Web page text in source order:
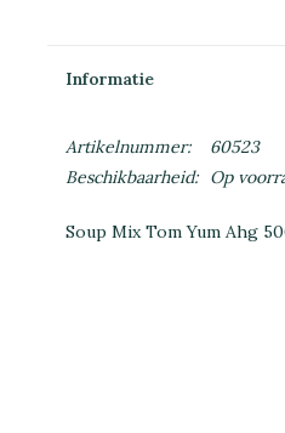
Informatie
Artikelnummer:
60523
Beschikbaarheid:
Op
Soup Mix Tom Yum Ahg